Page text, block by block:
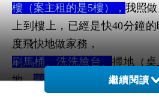
樓（案主租的是5樓）， 我照做
上到樓上，已經是快40分鐘
度飛快地做家務，
刷馬桶、洗洗臉台、掃地（
地、擦桌子 繼續閱讀